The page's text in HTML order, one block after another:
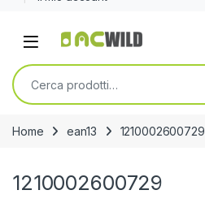
Cerca:
Home ean13 1210002600729
1210002600729